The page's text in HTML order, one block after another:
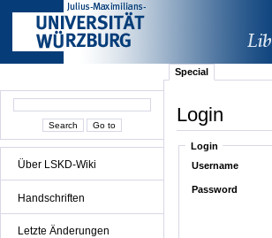
Über LSKD-Wiki
Handschriften
Letzte Änderungen
Special
Login
Login
Username
Password